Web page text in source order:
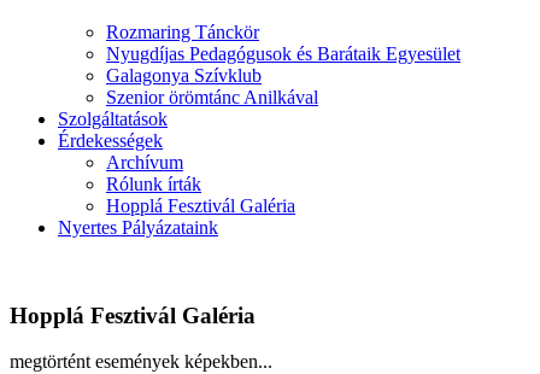
Rozmaring Tánckör
Nyugdíjas Pedagógusok és Barátaik Egyesület
Galagonya Szívklub
Szenior örömtánc Anilkával
Szolgáltatások
Érdekességek
Archívum
Rólunk írták
Hopplá Fesztivál Galéria
Nyertes Pályázataink
Hopplá Fesztivál Galéria
megtörtént események képekben...